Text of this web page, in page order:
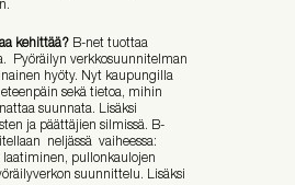
kehittää? B-net tuottaa
Pyöräilyn verkkosuunnitelman
hyöty. Nyt kaupungilla
sekä tietoa, mihin
suunnata. Lisäksi
ja päättäjien silmissä. B-
neljässä vaiheessa:
pullonkaulojen
suunnittelu. Lisäksi